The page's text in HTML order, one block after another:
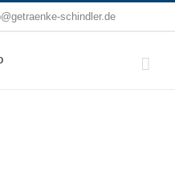
schindler.de